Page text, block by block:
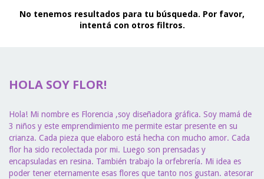
No tenemos resultados para tu búsqueda. Por favor,
intentá con otros filtros.
HOLA SOY FLOR!
Hola! Mi nombre es Florencia ,soy diseñadora gráfica. Soy mamá de
3 niños y este emprendimiento me permite estar presente en su
crianza. Cada pieza que elaboro está hecha con mucho amor. Cada
flor ha sido recolectada por mi. Luego son prensadas y
encapsuladas en resina. También trabajo la orfebrería. Mi idea es
poder tener eternamente esas flores que tanto nos gustan. atesorar